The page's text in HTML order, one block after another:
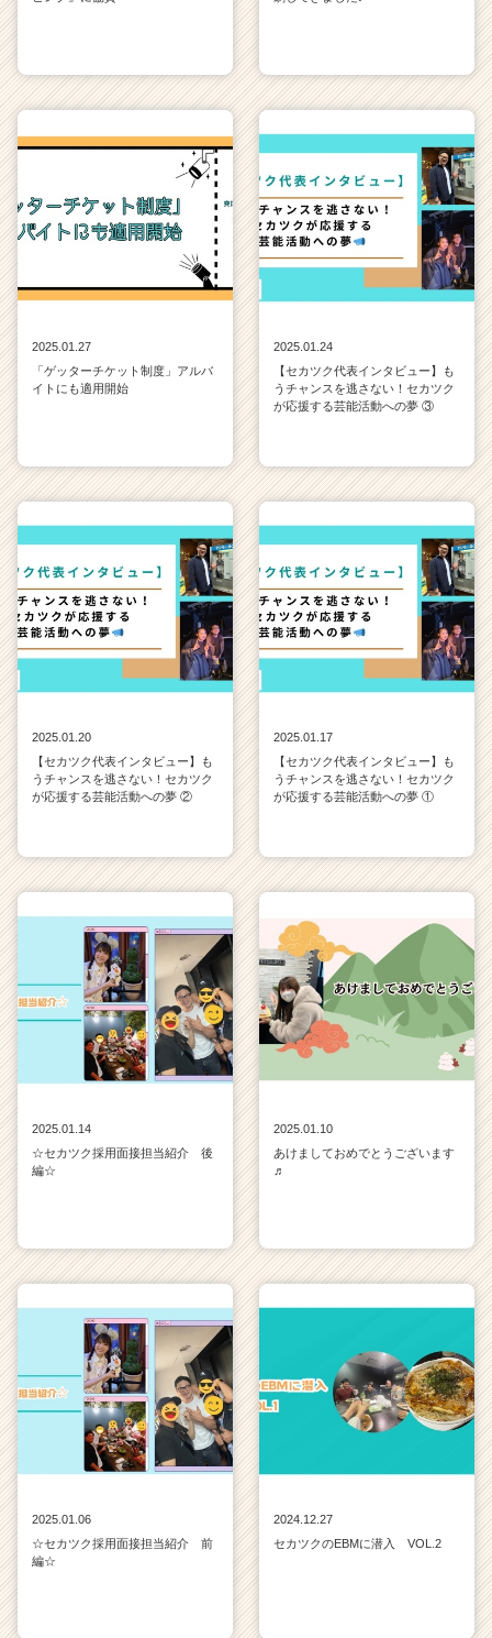
2025.01.27
「ゲッターチケット制度」アルバ
イトにも適用開始
2025.01.24
【セカツク代表インタビュー】も
うチャンスを逃さない！セカツク
が応援する芸能活動への夢 ③
2025.01.20
【セカツク代表インタビュー】も
うチャンスを逃さない！セカツク
が応援する芸能活動への夢 ②
2025.01.17
【セカツク代表インタビュー】も
うチャンスを逃さない！セカツク
が応援する芸能活動への夢 ①
2025.01.14
☆セカツク採用面接担当紹介 後
編☆
2025.01.10
あけましておめでとうございます
♬
2025.01.06
☆セカツク採用面接担当紹介 前
編☆
2024.12.27
セカツクのEBMに潜入 VOL.2